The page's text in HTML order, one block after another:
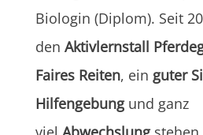
Biologin (Diplom). Seit
den Aktivlernstall
Faires Reiten, ein guter
Hilfengebung und ganz